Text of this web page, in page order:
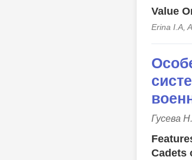
Value
Erina I.A,
Гусева
Cadets